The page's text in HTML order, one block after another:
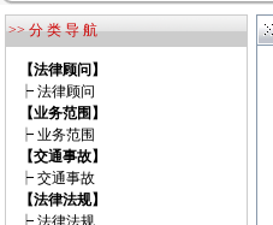
>> 分 类 导 航
【法律顾问】
┝ 法律顾问
【业务范围】
┝ 业务范围
【交通事故】
┝ 交通事故
【法律法规】
┝ 法律法规